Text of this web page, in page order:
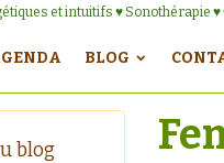
et intuitifs ♥ Sonothérapie
BLOG
blog